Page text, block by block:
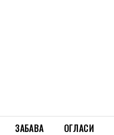
ЗАБАВА ОГЛАСИ